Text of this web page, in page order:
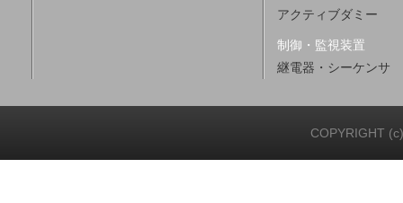
アクティブダミー
制御・監視装置
継電器・シーケンサ
COPYRIGHT